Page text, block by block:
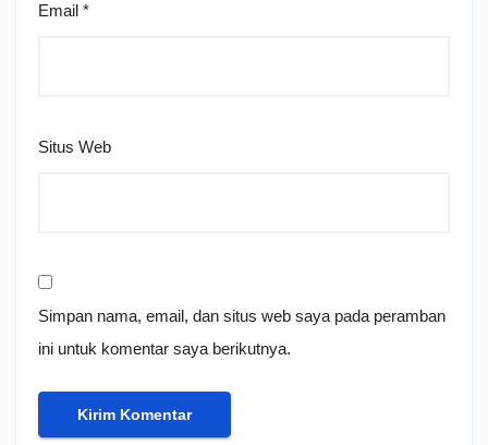
Email *
Situs Web
Simpan nama, email, dan situs web saya pada peramban
ini untuk komentar saya berikutnya.